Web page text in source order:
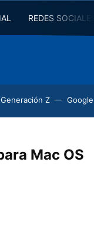
REDES
Generación Z
Mac OS